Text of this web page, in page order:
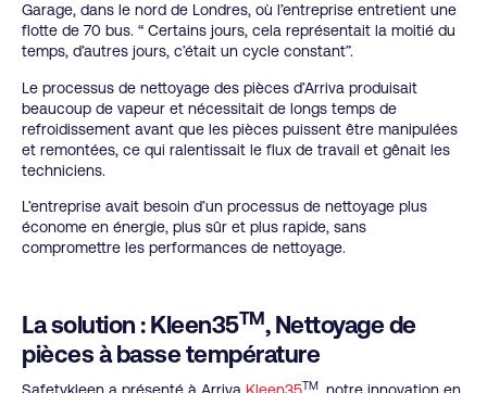
Garage, dans le nord de Londres, où l’entreprise entretient une
flotte de 70 bus. “ Certains jours, cela représentait la moitié du
temps, d’autres jours, c’était un cycle constant”.
Le processus de nettoyage des pièces d’Arriva produisait
beaucoup de vapeur et nécessitait de longs temps de
refroidissement avant que les pièces puissent être manipulées
et remontées, ce qui ralentissait le flux de travail et gênait les
techniciens.
L’entreprise avait besoin d’un processus de nettoyage plus
économe en énergie, plus sûr et plus rapide, sans
compromettre les performances de nettoyage.
La solution : Kleen35TM, Nettoyage de
pièces à basse température
TM